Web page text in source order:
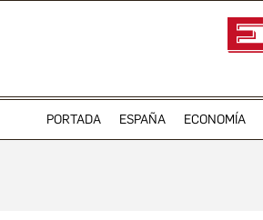
PORTADA ESPAÑA ECONOMÍA